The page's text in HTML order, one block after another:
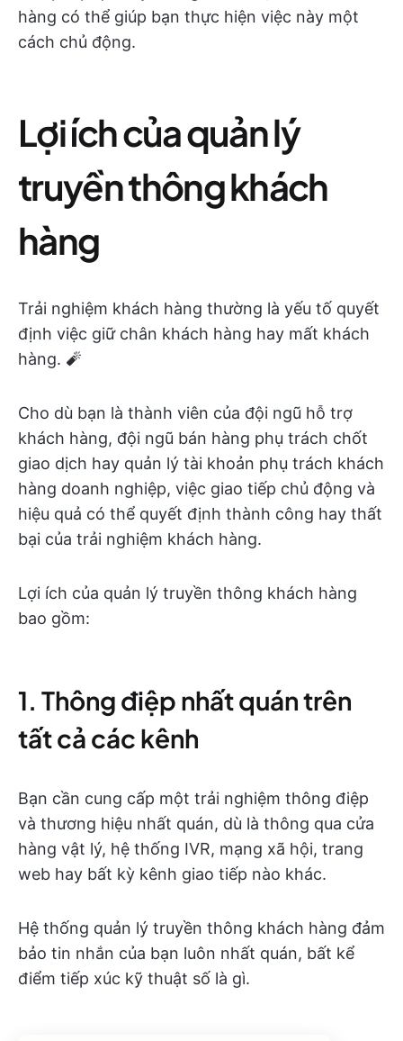
hàng có thể giúp bạn thực hiện việc này một
cách chủ động.
Lợi ích của quản lý
truyền thông khách
hàng
Trải nghiệm khách hàng thường là yếu tố quyết
định việc giữ chân khách hàng hay mất khách
hàng. 🧨
Cho dù bạn là thành viên của đội ngũ hỗ trợ
khách hàng, đội ngũ bán hàng phụ trách chốt
giao dịch hay quản lý tài khoản phụ trách khách
hàng doanh nghiệp, việc giao tiếp chủ động và
hiệu quả có thể quyết định thành công hay thất
bại của trải nghiệm khách hàng.
Lợi ích của quản lý truyền thông khách hàng
bao gồm:
1. Thông điệp nhất quán trên
tất cả các kênh
Bạn cần cung cấp một trải nghiệm thông điệp
và thương hiệu nhất quán, dù là thông qua cửa
hàng vật lý, hệ thống IVR, mạng xã hội, trang
web hay bất kỳ kênh giao tiếp nào khác.
Hệ thống quản lý truyền thông khách hàng đảm
bảo tin nhắn của bạn luôn nhất quán, bất kể
điểm tiếp xúc kỹ thuật số là gì.